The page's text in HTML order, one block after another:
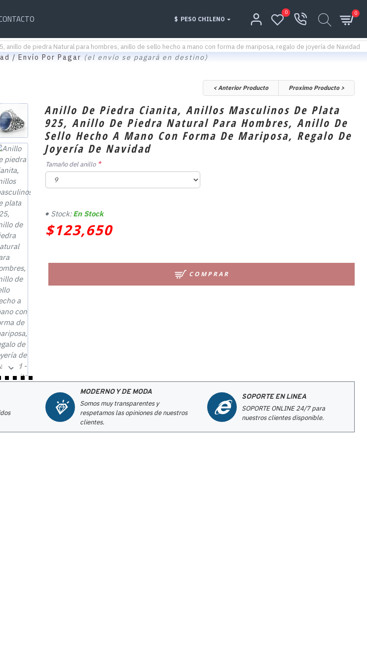
$ PESO CHILENO
0 0
anillo de piedra Natural para hombres, anillo de sello hecho a mano con forma de mariposa, regalo de joyería de Navidad
/ Envío Por Pagar (el envío se pagará en destino)
< Anterior Producto Proximo Producto >
Anillo De Piedra Cianita, Anillos Masculinos De Plata
925, Anillo De Piedra Natural Para Hombres, Anillo De
Sello Hecho A Mano Con Forma De Mariposa, Regalo De
Joyería De Navidad
$123,650
Stock: En Stock
Tamaño del anillo
COMPRAR
MODERNO Y DE MODA
Somos muy transparentes y
respetamos las opiniones de nuestros
clientes.
SOPORTE EN LINEA
SOPORTE ONLINE 24/7 para
nuestros clientes disponible.